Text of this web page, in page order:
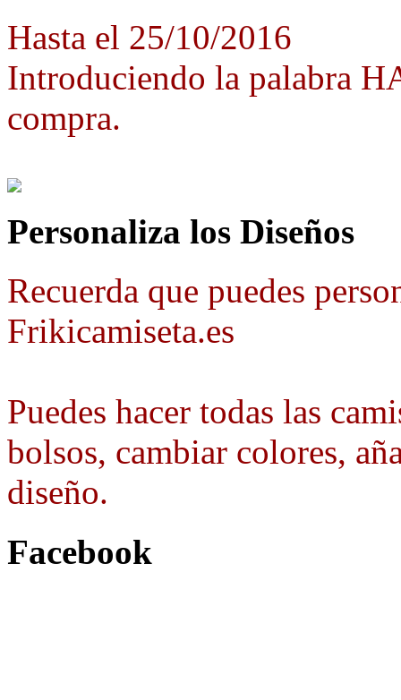
Hasta el 25/10/2016
Introduciendo la palabra
compra.
Personaliza los Diseños
Recuerda que puedes
Frikicamiseta.es
Puedes hacer todas las
bolsos, cambiar colores,
diseño.
Facebook